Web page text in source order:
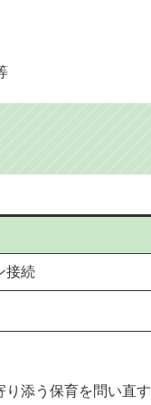
接続
り添う保育を問い直す